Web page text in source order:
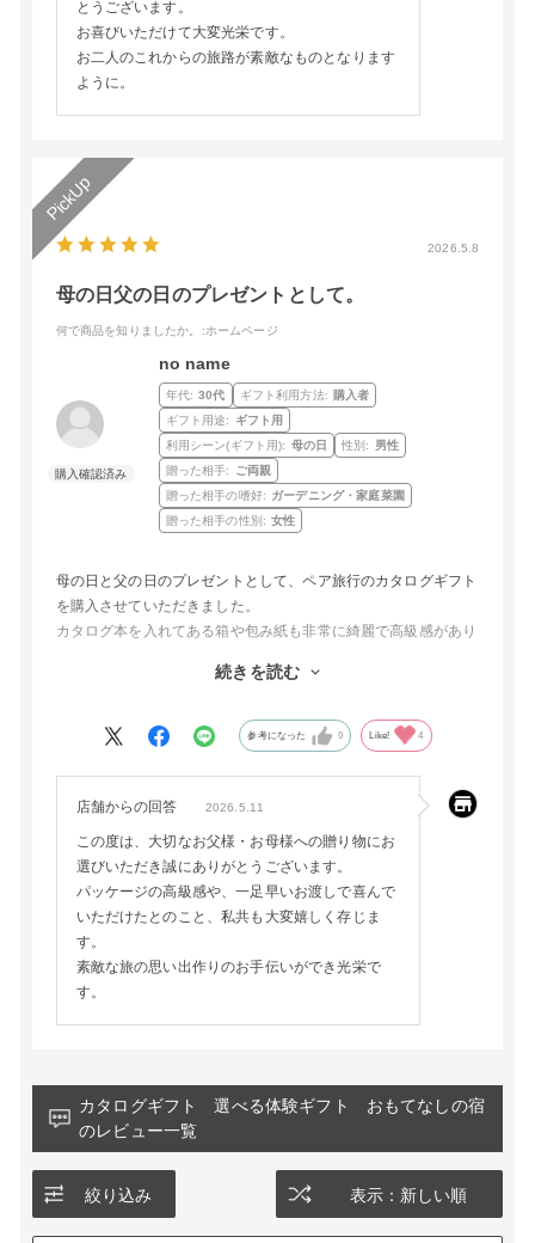
とうございます。
お喜びいただけて大変光栄です。
お二人のこれからの旅路が素敵なものとなります
ように。
2026.5.8
母の日父の日のプレゼントとして。
何で商品を知りましたか。 :ホームページ
no name
年代: 30代 ギフト利用方法: 購入者
ギフト用途:
ギフト用
利用シーン(ギフト用): 母の日 性別:
男性
贈った相手:
ご両親
贈った相手の嗜好: ガーデニング・家庭菜園
贈った相手の性別: 女性
母の日と父の日のプレゼントとして、ペア旅行のカタログギフト
を購入させていただきました。
カタログ本を入れてある箱や包み紙も非常に綺麗で高級感があり
続きを読む
参考になった 0 Like! 4
店舗からの回答 2026.5.11
この度は、大切なお父様・お母様への贈り物にお
選びいただき誠にありがとうございます。
パッケージの高級感や、一足早いお渡しで喜んで
いただけたとのこと、私共も大変嬉しく存じま
す。
素敵な旅の思い出作りのお手伝いができ光栄で
す。
カタログギフト 選べる体験ギフト おもてなしの宿
のレビュー一覧
絞り込み 表示：新しい順